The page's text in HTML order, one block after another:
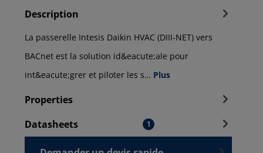
Description
La passerelle Intesis Daikin HVAC (DIII-NET) vers
BACnet est la solution id&eacute;ale pour
int&eacute;grer et piloter les s… Plus
Properties
Datasheets
1